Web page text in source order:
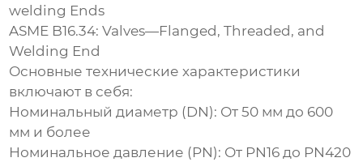
welding Ends
ASME B16.34: Valves—Flanged, Threaded, and
Welding End
Основные технические характеристики
включают в себя:
Номинальный диаметр (DN): От 50 мм до 600
мм и более
Номинальное давление (PN): От PN16 до PN420